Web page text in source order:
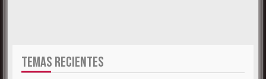
TEMAS RECIENTES